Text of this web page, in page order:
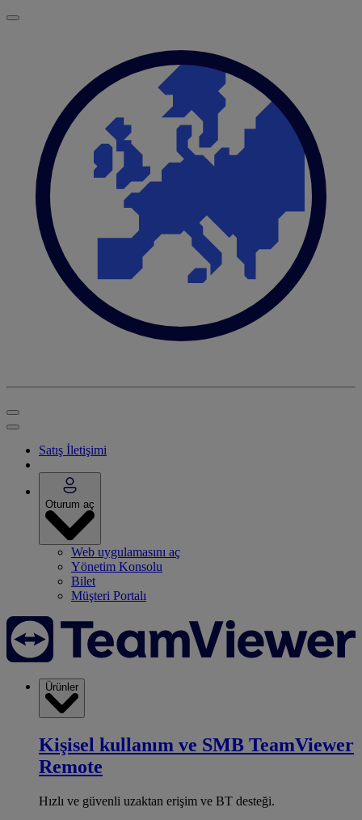
Satış İletişimi
Oturum aç
Web uygulamasını aç
Yönetim Konsolu
Bilet
Müşteri Portalı
Ürünler
Kişisel kullanım ve SMB TeamViewer
Remote
Hızlı ve güvenli uzaktan erişim ve BT desteği.